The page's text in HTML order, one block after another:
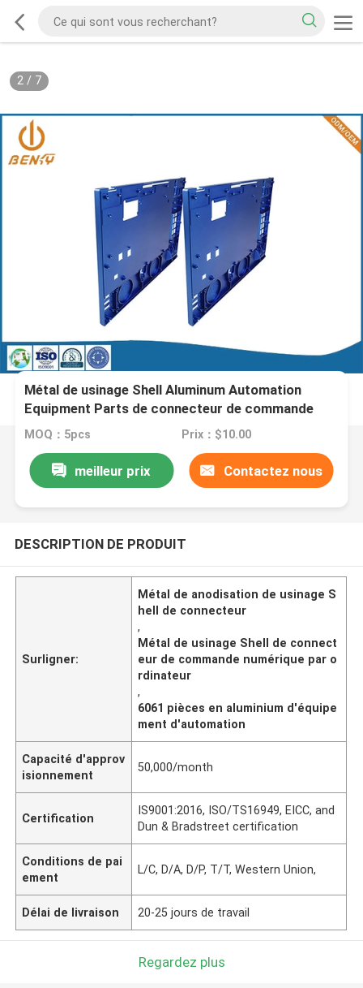
2/ 7
Métal de usinage Shell Aluminum Automation
Equipment Parts de connecteur de commande
numérique par ordinateur
MOQ：5pcs Prix：$10.00
meilleur prix Contactez nous
DESCRIPTION DE PRODUIT
Surligner:
Métal de anodisation de usinage S
hell de connecteur
,
Métal de usinage Shell de connect
eur de commande numérique par o
rdinateur
,
6061 pièces en aluminium d'équipe
ment d'automation
Capacité d'approv
isionnement
50,000/month
Certification
IS9001:2016, ISO/TS16949, EICC, and
Dun & Bradstreet certification
Conditions de pai
ement
L/C, D/A, D/P, T/T, Western Union,
Délai de livraison 20-25 jours de travail
Regardez plus